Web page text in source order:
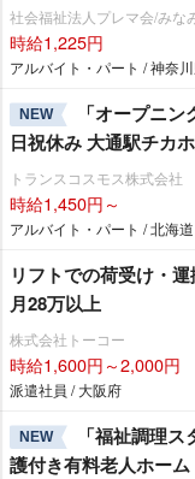
社会福祉法人プレマ会/みな
時給1,225円
アルバイト・パート / 神奈
NEW
「オープニ
日祝休み 大通駅チカ
トランスコスモス株式会社
時給1,450円～
アルバイト・パート / 北海道
リフトでの荷受け・
月28万以上
株式会社トーコー
時給1,600円～2,000円
派遣社員 / 大阪府
NEW
「福祉調理
護付き有料老人ホーム